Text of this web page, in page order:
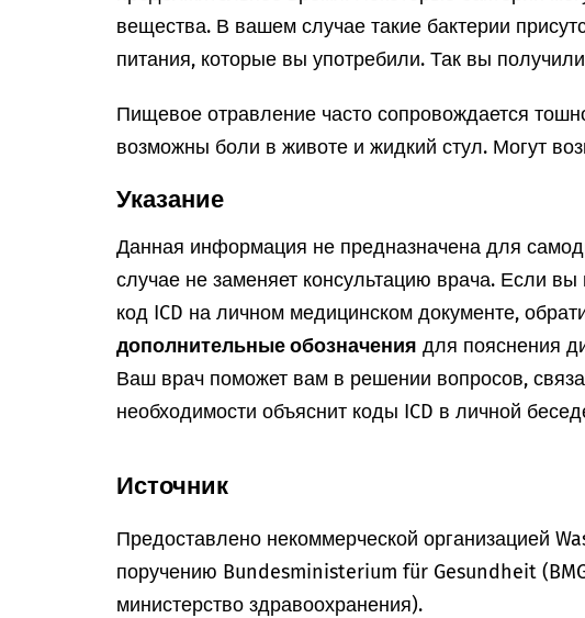
вещества. В вашем случае такие бактерии
питания, которые вы употребили. Так вы
Пищевое отравление часто сопровождается
возможны боли в животе и жидкий стул. Могут
Указание
Данная информация не предназначена для
случае не заменяет консультацию врача. Если
код ICD на личном медицинском документе,
дополнительные обозначения для пояснения
Ваш врач поможет вам в решении вопросов,
необходимости объяснит коды ICD в личной
Источник
Предоставлено некоммерческой организацией
поручению Bundesministerium für Gesundheit
министерство здравоохранения).